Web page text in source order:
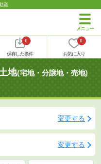
産
0
保存した条件
0
お気に入り
地(宅地・分譲地・売地)
変更する
変更する